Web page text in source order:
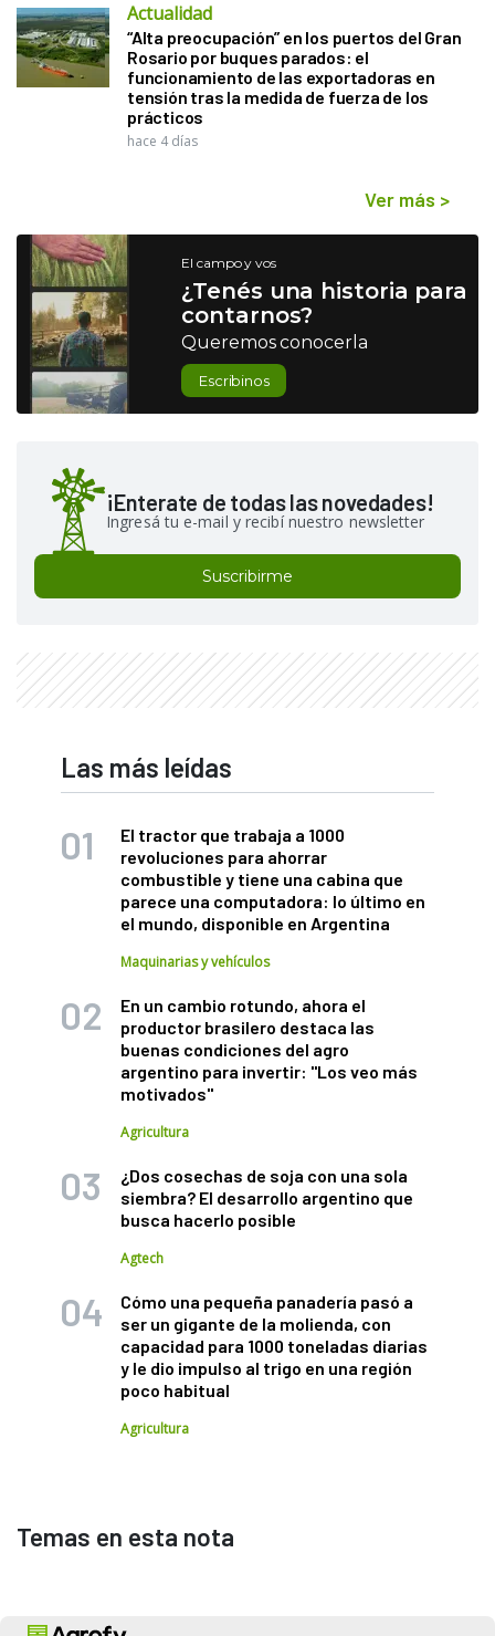
Actualidad
“Alta preocupación” en los puertos del Gran
Rosario por buques parados: el
funcionamiento de las exportadoras en
tensión tras la medida de fuerza de los
prácticos
hace 4 días
Ver más >
El campo y vos
¿Tenés una historia para
contarnos?
Queremos conocerla
Escribinos
¡Enterate de todas las novedades!
Ingresá tu e-mail y recibí nuestro newsletter
Suscribirme
Las más leídas
El tractor que trabaja a 1000
revoluciones para ahorrar
combustible y tiene una cabina que
parece una computadora: lo último en
el mundo, disponible en Argentina
Maquinarias y vehículos
En un cambio rotundo, ahora el
productor brasilero destaca las
buenas condiciones del agro
argentino para invertir: "Los veo más
motivados"
Agricultura
¿Dos cosechas de soja con una sola
siembra? El desarrollo argentino que
busca hacerlo posible
Agtech
Cómo una pequeña panadería pasó a
ser un gigante de la molienda, con
capacidad para 1000 toneladas diarias
y le dio impulso al trigo en una región
poco habitual
Agricultura
Temas en esta nota